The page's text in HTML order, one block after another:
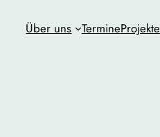
Über uns TermineProjekte